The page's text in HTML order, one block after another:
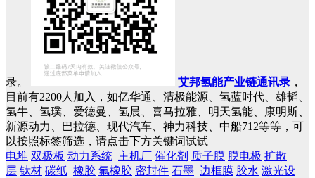
录。 艾邦氢能产业链通讯录 ，
目前有2200人加入，如亿华通、清极能源、氢蓝时代、雄韬、
氢牛、氢璞、爱德曼、氢晨、喜马拉雅、明天氢能、康明斯、
新源动力、巴拉德、现代汽车、神力科技、中船712等等，可
以按照标签筛选，请点击下方关键词试试
电堆 双极板 动力系统 主机厂 催化剂 质子膜 膜电极 扩散
层 钛材 碳纸 橡胶 氟橡胶 密封件 石墨 边框膜 胶水 激光设